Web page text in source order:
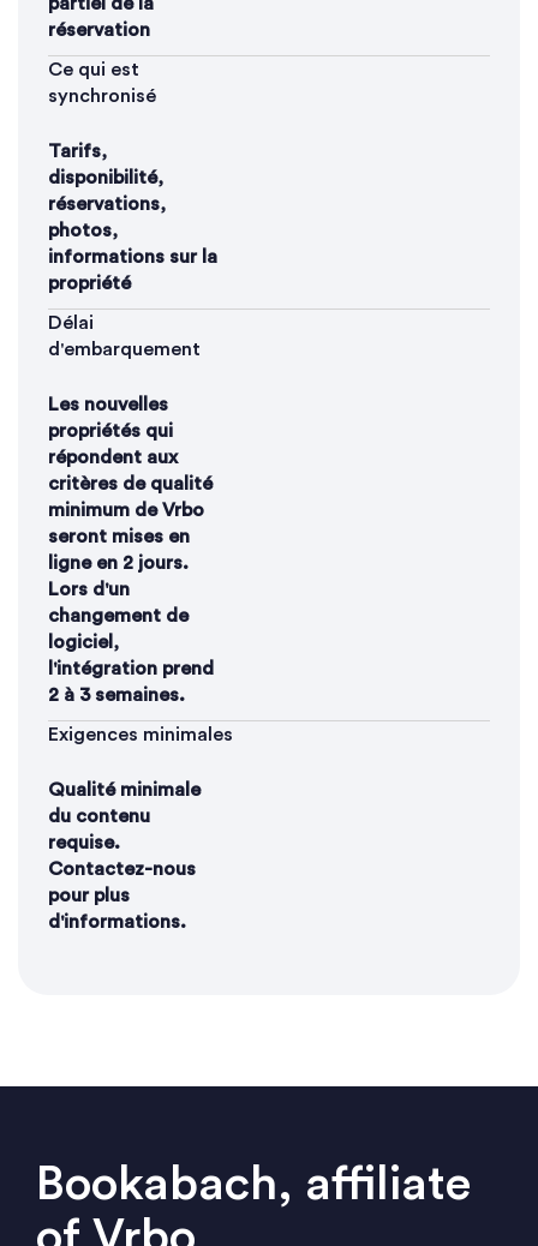
réservation
Ce qui est
synchronisé
Tarifs,
disponibilité,
réservations,
photos,
informations sur la
propriété
Délai
d'embarquement
Les nouvelles
propriétés qui
répondent aux
critères de qualité
minimum de Vrbo
seront mises en
ligne en 2 jours.
Lors d'un
changement de
logiciel,
l'intégration prend
2 à 3 semaines.
Exigences minimales
Qualité minimale
du contenu
requise.
Contactez-nous
pour plus
d'informations.
Bookabach, affiliate